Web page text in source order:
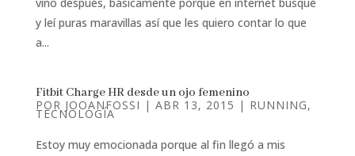
y leí puras maravillas así que les quiero contar lo que
a...
Fitbit Charge HR desde un ojo femenino
POR JOOANFOSSI | ABR 13, 2015 | RUNNING,
TECNOLOGÍA
Estoy muy emocionada porque al fin llegó a mis